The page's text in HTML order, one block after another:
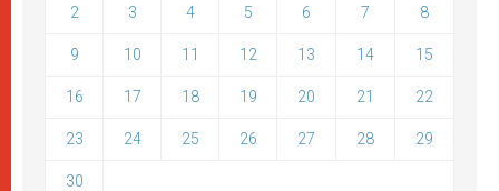
2 3 4 5 6 7 8
9 10 11 12 13 14 15
16 17 18 19 20 21 22
23 24 25 26 27 28 29
30